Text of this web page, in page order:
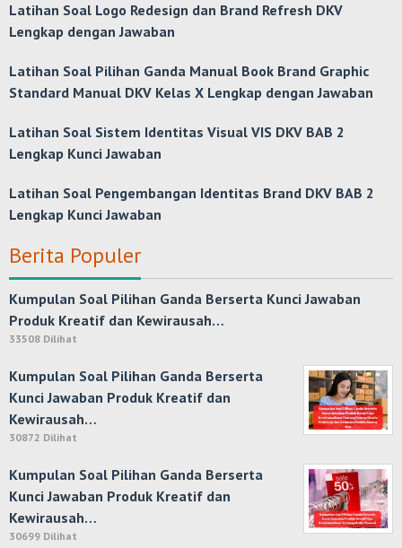
Latihan Soal Logo Redesign dan Brand Refresh DKV
Lengkap dengan Jawaban
Latihan Soal Pilihan Ganda Manual Book Brand Graphic
Standard Manual DKV Kelas X Lengkap dengan Jawaban
Latihan Soal Sistem Identitas Visual VIS DKV BAB 2
Lengkap Kunci Jawaban
Latihan Soal Pengembangan Identitas Brand DKV BAB 2
Lengkap Kunci Jawaban
Berita Populer
Kumpulan Soal Pilihan Ganda Berserta Kunci Jawaban
Produk Kreatif dan Kewirausah…
33508 Dilihat
Kumpulan Soal Pilihan Ganda Berserta
Kunci Jawaban Produk Kreatif dan
Kewirausah…
30872 Dilihat
Kumpulan Soal Pilihan Ganda Berserta
Kunci Jawaban Produk Kreatif dan
Kewirausah…
30699 Dilihat